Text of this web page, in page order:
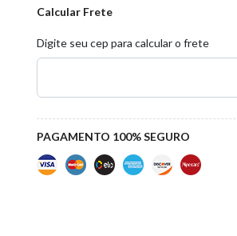
Calcular Frete
Digite seu cep para calcular o frete
PAGAMENTO 100% SEGURO